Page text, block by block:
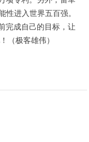
性进入世界五百强。
完成自己的目标，让
（极客雄伟）